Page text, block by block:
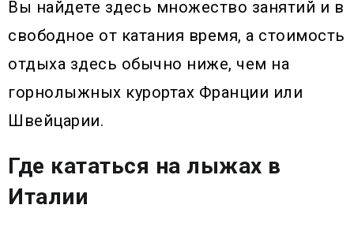
Вы найдете здесь множество занятий и в
свободное от катания время, а стоимость
отдыха здесь обычно ниже, чем на
горнолыжных курортах Франции или
Швейцарии.
Где кататься на лыжах в
Италии